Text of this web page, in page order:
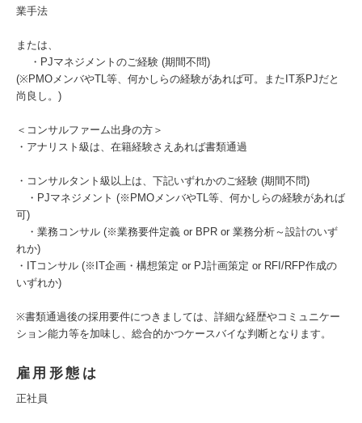
業手法
または、
・PJマネジメントのご経験 (期間不問)
(※PMOメンバやTL等、何かしらの経験があれば可。またIT系PJだと
尚良し。)
＜コンサルファーム出身の方＞
・アナリスト級は、在籍経験さえあれば書類通過
・コンサルタント級以上は、下記いずれかのご経験 (期間不問)
・PJマネジメント (※PMOメンバやTL等、何かしらの経験があれば
可)
・業務コンサル (※業務要件定義 or BPR or 業務分析～設計のいず
れか)
・ITコンサル (※IT企画・構想策定 or PJ計画策定 or RFI/RFP作成の
いずれか)
※書類通過後の採用要件につきましては、詳細な経歴やコミュニケー
ション能力等を加味し、総合的かつケースバイな判断となります。
雇用形態は
正社員